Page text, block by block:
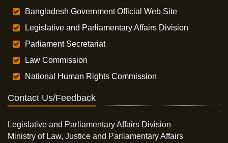
Bangladesh Government Official Web Site
Legislative and Parliamentary Affairs Division
Parliament Secretariat
Law Commission
National Human Rights Commission
Contact Us/Feedback
Legislative and Parliamentary Affairs Division
Ministry of Law, Justice and Parliamentary Affairs